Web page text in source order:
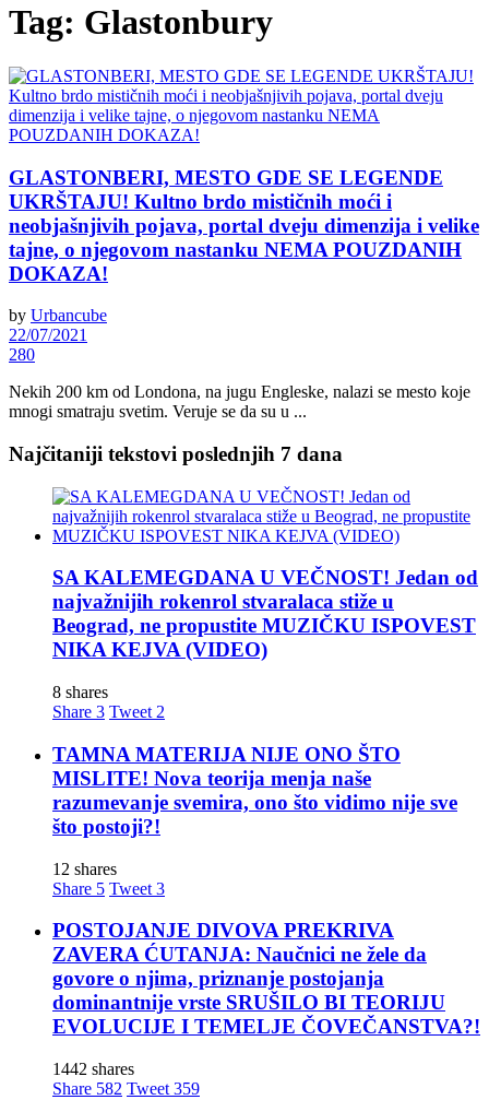
Tag: Glastonbury
GLASTONBERI, MESTO GDE SE LEGENDE
UKRŠTAJU! Kultno brdo mističnih moći i
neobjašnjivih pojava, portal dveju dimenzija i velike
tajne, o njegovom nastanku NEMA POUZDANIH
DOKAZA!
by Urbancube
22/07/2021
280
Nekih 200 km od Londona, na jugu Engleske, nalazi se mesto koje
mnogi smatraju svetim. Veruje se da su u ...
Najčitaniji tekstovi poslednjih 7 dana
SA KALEMEGDANA U VEČNOST! Jedan od
najvažnijih rokenrol stvaralaca stiže u
Beograd, ne propustite MUZIČKU ISPOVEST
NIKA KEJVA (VIDEO)
8 shares
Share 3 Tweet 2
TAMNA MATERIJA NIJE ONO ŠTO
MISLITE! Nova teorija menja naše
razumevanje svemira, ono što vidimo nije sve
što postoji?!
12 shares
Share 5 Tweet 3
POSTOJANJE DIVOVA PREKRIVA
ZAVERA ĆUTANJA: Naučnici ne žele da
govore o njima, priznanje postojanja
dominantnije vrste SRUŠILO BI TEORIJU
EVOLUCIJE I TEMELJE ČOVEČANSTVA?!
1442 shares
Share 582 Tweet 359